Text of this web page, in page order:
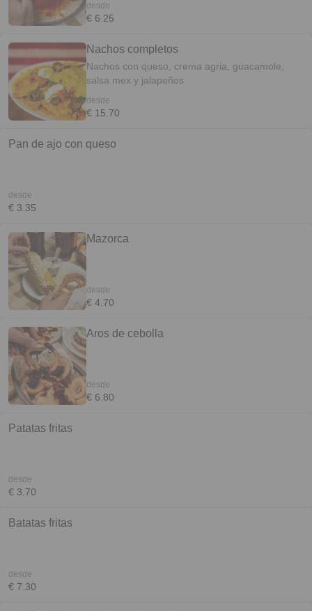
desde
€ 6.25
Nachos completos
Nachos con queso, crema agria, guacamole,
salsa mex y jalapeños
desde
€ 15.70
Pan de ajo con queso
desde
€ 3.35
Mazorca
desde
€ 4.70
Aros de cebolla
desde
€ 6.80
Patatas fritas
desde
€ 3.70
Batatas fritas
desde
€ 7.30